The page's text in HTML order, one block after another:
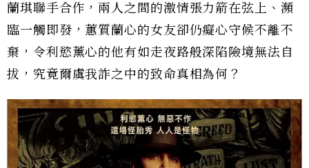
蘭琪聯手合作，兩人之間的激情張力箭在弦上、瀕
臨一觸即發，蕙質蘭心的女友卻仍癡心守候不離不
棄，令利慾薰心的他有如走夜路般深陷險境無法自
拔，究竟爾虞我詐之中的致命真相為何？